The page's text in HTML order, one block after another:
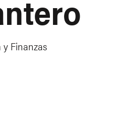
Finanzas